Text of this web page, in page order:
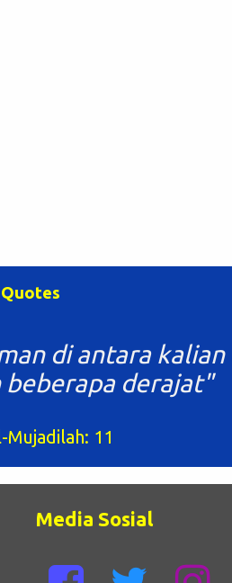
Quotes
di antara
derajat"
Mujadilah: 11
Media Sosial